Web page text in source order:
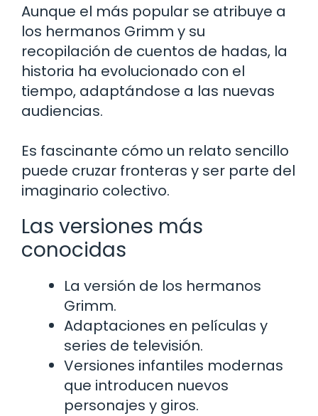
Aunque el más popular se atribuye a
los hermanos Grimm y su
recopilación de cuentos de hadas, la
historia ha evolucionado con el
tiempo, adaptándose a las nuevas
audiencias.
Es fascinante cómo un relato sencillo
puede cruzar fronteras y ser parte del
imaginario colectivo.
Las versiones más
conocidas
La versión de los hermanos
Grimm.
Adaptaciones en películas y
series de televisión.
Versiones infantiles modernas
que introducen nuevos
personajes y giros.